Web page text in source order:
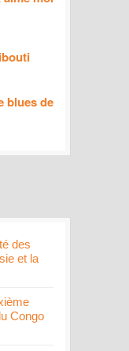
blues de
des
et la
Congo